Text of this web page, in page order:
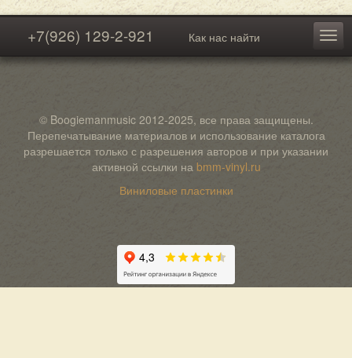
+7(926) 129-2-921 Как нас найти
© Boogiemanmusic 2012-2025, все права защищены.
Перепечатывание материалов и использование каталога
разрешается только с разрешения авторов и при указании
активной ссылки на bmm-vinyl.ru
Виниловые пластинки